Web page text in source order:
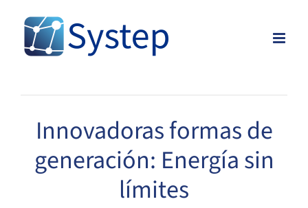
content
Innovadoras formas de
generación: Energía sin
límites